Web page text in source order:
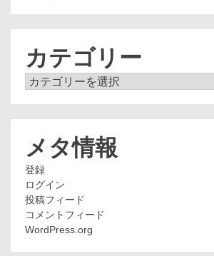
カテゴリー
カ
メタ情報
登録
ログイン
投稿フィード
コメントフィード
WordPress.org